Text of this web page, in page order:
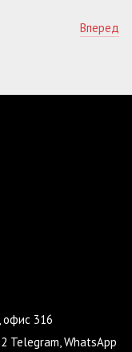
Вперед
офис 316
Telegram, WhatsApp